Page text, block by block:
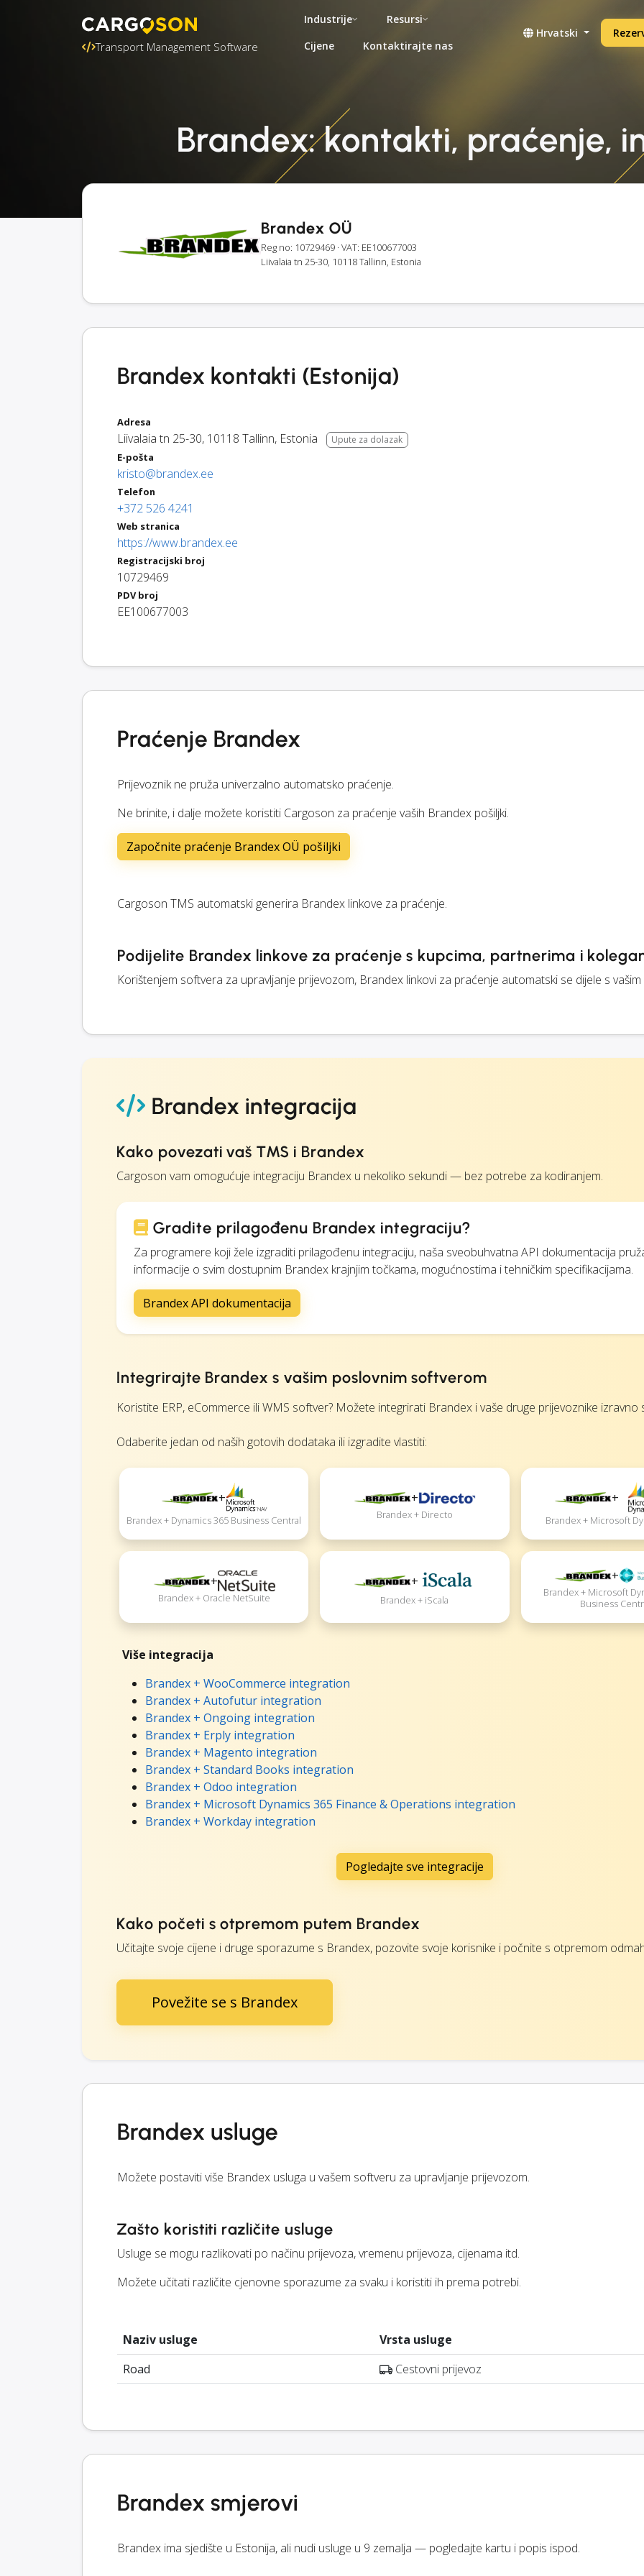
Transport Management Software
Industrije
Resursi
Cijene
Kontaktirajte nas
Hrvatski
Brandex: kontakti, praćenje,
Brandex OÜ
Reg no: 10729469 · VAT: EE100677003
Liivalaia tn 25-30, 10118 Tallinn, Estonia
Brandex kontakti (Estonija)
Adresa
Liivalaia tn 25-30, 10118 Tallinn, Estonia Upute za dolazak
E-pošta
kristo@brandex.ee
Telefon
+372 526 4241
Web stranica
https://www.brandex.ee
Registracijski broj
10729469
PDV broj
EE100677003
Praćenje Brandex
Prijevoznik ne pruža univerzalno automatsko praćenje.
Ne brinite, i dalje možete koristiti Cargoson za praćenje vaših Brandex pošiljki.
Započnite praćenje Brandex OÜ pošiljki
Cargoson TMS automatski generira Brandex linkove za praćenje.
Podijelite Brandex linkove za praćenje s kupcima, partnerima i
Korištenjem softvera za upravljanje prijevozom, Brandex linkovi za praćenje automatski se dijele s vašim
Brandex integracija
Kako povezati vaš TMS i Brandex
Cargoson vam omogućuje integraciju Brandex u nekoliko sekundi — bez potrebe za kodiranjem.
Gradite prilagođenu Brandex integraciju?
Za programere koji žele izgraditi prilagođenu integraciju, naša sveobuhvatna API dokumentacija
informacije o svim dostupnim Brandex krajnjim točkama, mogućnostima i tehničkim specifikacijama.
Brandex API dokumentacija
Integrirajte Brandex s vašim poslovnim softverom
Koristite ERP, eCommerce ili WMS softver? Možete integrirati Brandex i vaše druge prijevoznike izravno
Odaberite jedan od naših gotovih dodataka ili izgradite vlastiti:
+
Brandex + Dynamics 365 Business Central
+
Brandex + Directo
+
Brandex + Microsoft
+
Brandex + Oracle NetSuite
+
Brandex + iScala
+
Brandex + Microsoft
Business
Više integracija
Brandex + WooCommerce integration
Brandex + Autofutur integration
Brandex + Ongoing integration
Brandex + Erply integration
Brandex + Magento integration
Brandex + Standard Books integration
Brandex + Odoo integration
Brandex + Microsoft Dynamics 365 Finance & Operations integration
Brandex + Workday integration
Pogledajte sve integracije
Kako početi s otpremom putem Brandex
Učitajte svoje cijene i druge sporazume s Brandex, pozovite svoje korisnike i počnite s otpremom
Povežite se s Brandex
Brandex usluge
Možete postaviti više Brandex usluga u vašem softveru za upravljanje prijevozom.
Zašto koristiti različite usluge
Usluge se mogu razlikovati po načinu prijevoza, vremenu prijevoza, cijenama itd.
Možete učitati različite cjenovne sporazume za svaku i koristiti ih prema potrebi.
Naziv usluge
Vrsta usluge
Road
Cestovni prijevoz
Brandex smjerovi
Brandex ima sjedište u Estonija, ali nudi usluge u 9 zemalja — pogledajte kartu i popis ispod.